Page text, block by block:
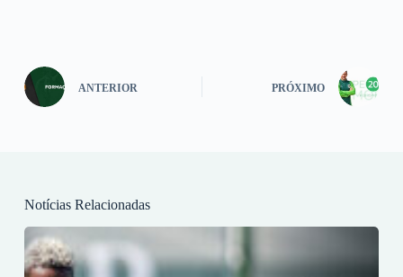
ANTERIOR PRÓXIMO
Notícias Relacionadas